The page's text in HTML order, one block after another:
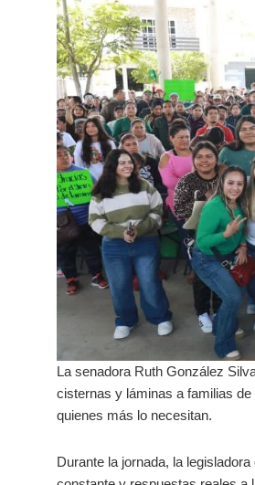
La senadora Ruth González
cisternas y láminas a familias
quienes más lo necesitan.
Durante la jornada, la